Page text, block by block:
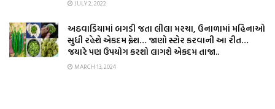
JULY 2, 2022
અઠવાડિયામાં બગડી જતા લીલા મરચા, ઉનાળામાં મહિનાઓ
સુધી રહેશે એકદમ ફ્રેશ… જાણો સ્ટોર કરવાની આ રીત…
જયારે પણ ઉપયોગ કરશો લાગશે એકદમ તાજા..
MARCH 13, 2024